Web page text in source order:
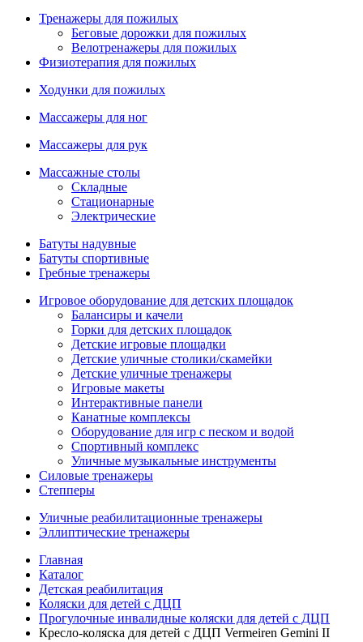
Тренажеры для пожилых
Беговые дорожки для пожилых
Велотренажеры для пожилых
Физиотерапия для пожилых
Ходунки для пожилых
Массажеры для ног
Массажеры для рук
Массажные столы
Складные
Стационарные
Электрические
Батуты надувные
Батуты спортивные
Гребные тренажеры
Игровое оборудование для детских площадок
Балансиры и качели
Горки для детских площадок
Детские игровые площадки
Детские уличные столики/скамейки
Детские уличные тренажеры
Игровые макеты
Интерактивные панели
Канатные комплексы
Оборудование для игр с песком и водой
Спортивный комплекс
Уличные музыкальные инструменты
Силовые тренажеры
Степперы
Уличные реабилитационные тренажеры
Эллиптические тренажеры
Главная
Каталог
Детская реабилитация
Коляски для детей с ДЦП
Прогулочные инвалидные коляски для детей с ДЦП
Кресло-коляска для детей с ДЦП Vermeiren Gemini II